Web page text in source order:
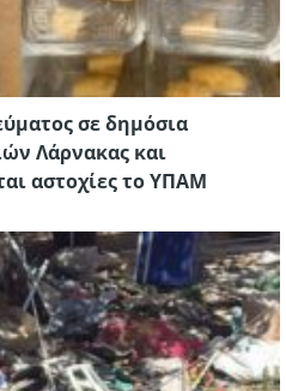
σε δημόσια
Λάρνακας και
αστοχίες το ΥΠΑΜ